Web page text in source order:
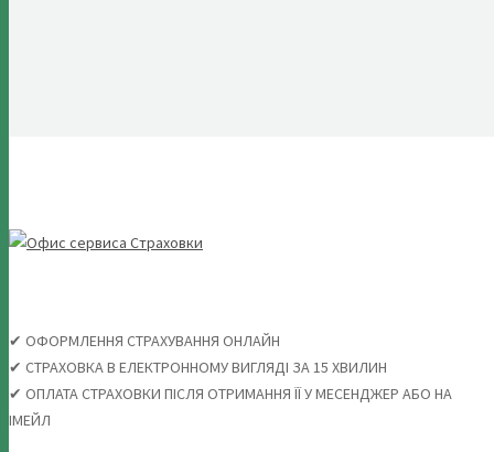
✔ ОФОРМЛЕННЯ СТРАХУВАННЯ ОНЛАЙН
✔ СТРАХОВКА В ЕЛЕКТРОННОМУ ВИГЛЯДІ ЗА 15 ХВИЛИН
✔ ОПЛАТА СТРАХОВКИ ПІСЛЯ ОТРИМАННЯ ЇЇ У МЕСЕНДЖЕР АБО НА
ІМЕЙЛ